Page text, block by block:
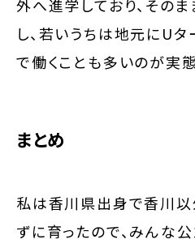
外へ進学しており、その
し、若いうちは地元にUタ
で働くことも多いのが実態
まとめ
私は香川県出身で香川
ずに育ったので、みんな